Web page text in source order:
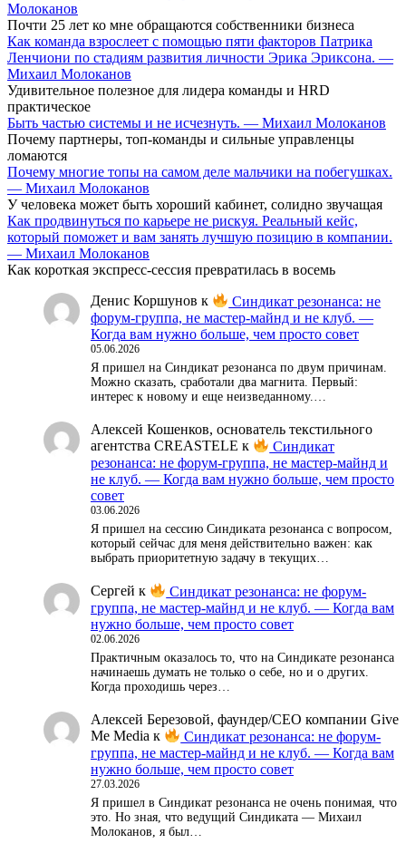
Молоканов
Почти 25 лет ко мне обращаются собственники бизнеса
Как команда взрослеет с помощью пяти факторов Патрика
Ленчиони по стадиям развития личности Эрика Эриксона. —
Михаил Молоканов
Удивительное полезное для лидера команды и HRD
практическое
Быть частью системы и не исчезнуть. — Михаил Молоканов
Почему партнеры, топ-команды и сильные управленцы
ломаются
Почему многие топы на самом деле мальчики на побегушках.
— Михаил Молоканов
У человека может быть хороший кабинет, солидно звучащая
Как продвинуться по карьере не рискуя. Реальный кейс,
который поможет и вам занять лучшую позицию в компании.
— Михаил Молоканов
Как короткая экспресс-сессия превратилась в восемь
Денис Коршунов к
Синдикат резонанса: не
форум-группа, не мастер-майнд и не клуб. —
Когда вам нужно больше, чем просто совет
05.06.2026
Я пришел на Синдикат резонанса по двум причинам.
Можно сказать, сработали два магнита. Первый:
интерес к новому и еще неизведанному.…
Алексей Кошенков, основатель текстильного
агентства CREASTELE к
Синдикат
резонанса: не форум-группа, не мастер-майнд и
не клуб. — Когда вам нужно больше, чем просто
совет
03.06.2026
Я пришел на сессию Синдиката резонанса с вопросом,
который сейчас для меня действительно важен: как
выбрать приоритетную задачу в текущих…
Сергей к
Синдикат резонанса: не форум-
группа, не мастер-майнд и не клуб. — Когда вам
нужно больше, чем просто совет
02.06.2026
Практичным оказалось то, что на Синдикате резонанса
начинаешь думать не только о себе, но и о других.
Когда проходишь через…
Алексей Березовой, фаундер/СЕО компании Give
Me Media к
Синдикат резонанса: не форум-
группа, не мастер-майнд и не клуб. — Когда вам
нужно больше, чем просто совет
27.03.2026
Я пришел в Синдикат резонанса не очень понимая, что
это. Но зная, что ведущий Синдиката — Михаил
Молоканов, я был…